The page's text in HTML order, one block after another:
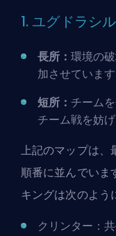
1. ユグドラシ
長所： 環境の
加させていま
短所： チーム
チーム戦を妨
上記のマップは、
順番に並んでいま
キングは次のよう
クリンター：